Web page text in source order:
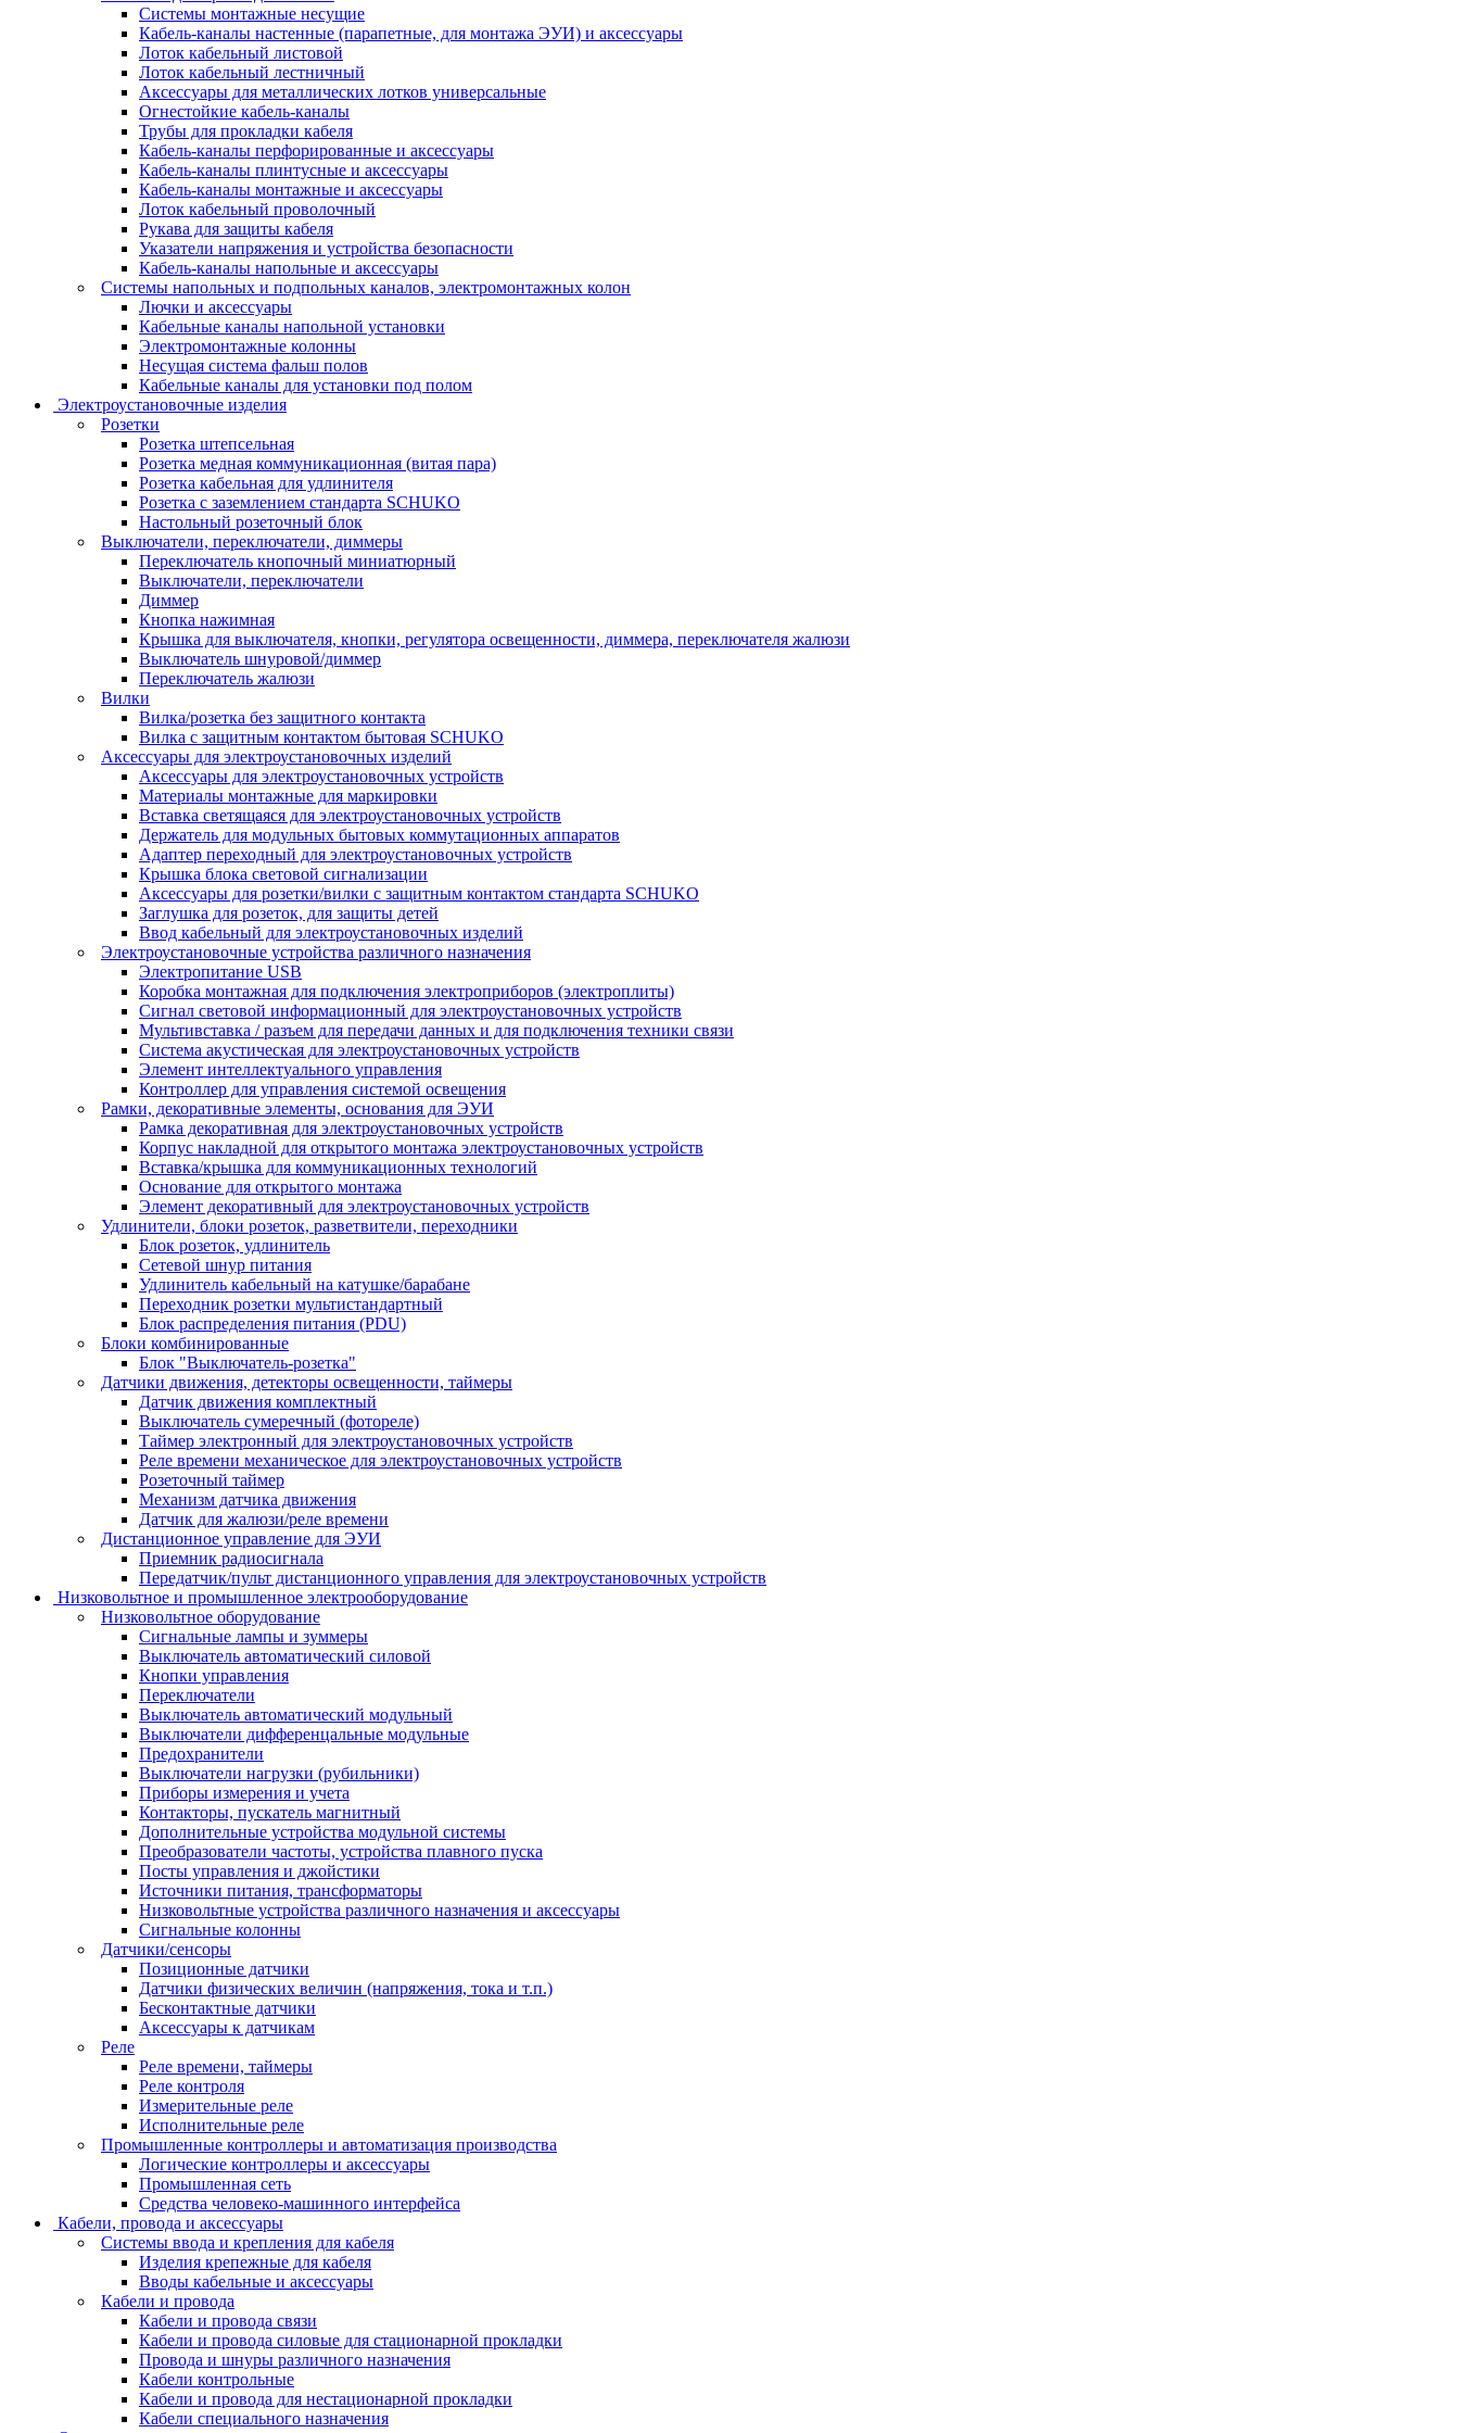
Системы монтажные несущие
Кабель-каналы настенные (парапетные, для монтажа ЭУИ) и аксессуары
Лоток кабельный листовой
Лоток кабельный лестничный
Аксессуары для металлических лотков универсальные
Огнестойкие кабель-каналы
Трубы для прокладки кабеля
Кабель-каналы перфорированные и аксессуары
Кабель-каналы плинтусные и аксессуары
Кабель-каналы монтажные и аксессуары
Лоток кабельный проволочный
Рукава для защиты кабеля
Указатели напряжения и устройства безопасности
Кабель-каналы напольные и аксессуары
Системы напольных и подпольных каналов, электромонтажных колон
Лючки и аксессуары
Кабельные каналы напольной установки
Электромонтажные колонны
Несущая система фальш полов
Кабельные каналы для установки под полом
Электроустановочные изделия
Розетки
Розетка штепсельная
Розетка медная коммуникационная (витая пара)
Розетка кабельная для удлинителя
Розетка с заземлением стандарта SCHUKO
Настольный розеточный блок
Выключатели, переключатели, диммеры
Переключатель кнопочный миниатюрный
Выключатели, переключатели
Диммер
Кнопка нажимная
Крышка для выключателя, кнопки, регулятора освещенности, диммера, переключателя жалюзи
Выключатель шнуровой/диммер
Переключатель жалюзи
Вилки
Вилка/розетка без защитного контакта
Вилка с защитным контактом бытовая SCHUKO
Аксессуары для электроустановочных изделий
Аксессуары для электроустановочных устройств
Материалы монтажные для маркировки
Вставка светящаяся для электроустановочных устройств
Держатель для модульных бытовых коммутационных аппаратов
Адаптер переходный для электроустановочных устройств
Крышка блока световой сигнализации
Аксессуары для розетки/вилки с защитным контактом стандарта SCHUKO
Заглушка для розеток, для защиты детей
Ввод кабельный для электроустановочных изделий
Электроустановочные устройства различного назначения
Электропитание USB
Коробка монтажная для подключения электроприборов (электроплиты)
Сигнал световой информационный для электроустановочных устройств
Мультивставка / разъем для передачи данных и для подключения техники связи
Система акустическая для электроустановочных устройств
Элемент интеллектуального управления
Контроллер для управления системой освещения
Рамки, декоративные элементы, основания для ЭУИ
Рамка декоративная для электроустановочных устройств
Корпус накладной для открытого монтажа электроустановочных устройств
Вставка/крышка для коммуникационных технологий
Основание для открытого монтажа
Элемент декоративный для электроустановочных устройств
Удлинители, блоки розеток, разветвители, переходники
Блок розеток, удлинитель
Сетевой шнур питания
Удлинитель кабельный на катушке/барабане
Переходник розетки мультистандартный
Блок распределения питания (PDU)
Блоки комбинированные
Блок "Выключатель-розетка"
Датчики движения, детекторы освещенности, таймеры
Датчик движения комплектный
Выключатель сумеречный (фотореле)
Таймер электронный для электроустановочных устройств
Реле времени механическое для электроустановочных устройств
Розеточный таймер
Механизм датчика движения
Датчик для жалюзи/реле времени
Дистанционное управление для ЭУИ
Приемник радиосигнала
Передатчик/пульт дистанционного управления для электроустановочных устройств
Низковольтное и промышленное электрооборудование
Низковольтное оборудование
Сигнальные лампы и зуммеры
Выключатель автоматический силовой
Кнопки управления
Переключатели
Выключатель автоматический модульный
Выключатели дифференцальные модульные
Предохранители
Выключатели нагрузки (рубильники)
Приборы измерения и учета
Контакторы, пускатель магнитный
Дополнительные устройства модульной системы
Преобразователи частоты, устройства плавного пуска
Посты управления и джойстики
Источники питания, трансформаторы
Низковольтные устройства различного назначения и аксессуары
Сигнальные колонны
Датчики/сенсоры
Позиционные датчики
Датчики физических величин (напряжения, тока и т.п.)
Бесконтактные датчики
Аксессуары к датчикам
Реле
Реле времени, таймеры
Реле контроля
Измерительные реле
Исполнительные реле
Промышленные контроллеры и автоматизация производства
Логические контроллеры и аксессуары
Промышленная сеть
Средства человеко-машинного интерфейса
Кабели, провода и аксессуары
Системы ввода и крепления для кабеля
Изделия крепежные для кабеля
Вводы кабельные и аксессуары
Кабели и провода
Кабели и провода связи
Кабели и провода силовые для стационарной прокладки
Провода и шнуры различного назначения
Кабели контрольные
Кабели и провода для нестационарной прокладки
Кабели специального назначения